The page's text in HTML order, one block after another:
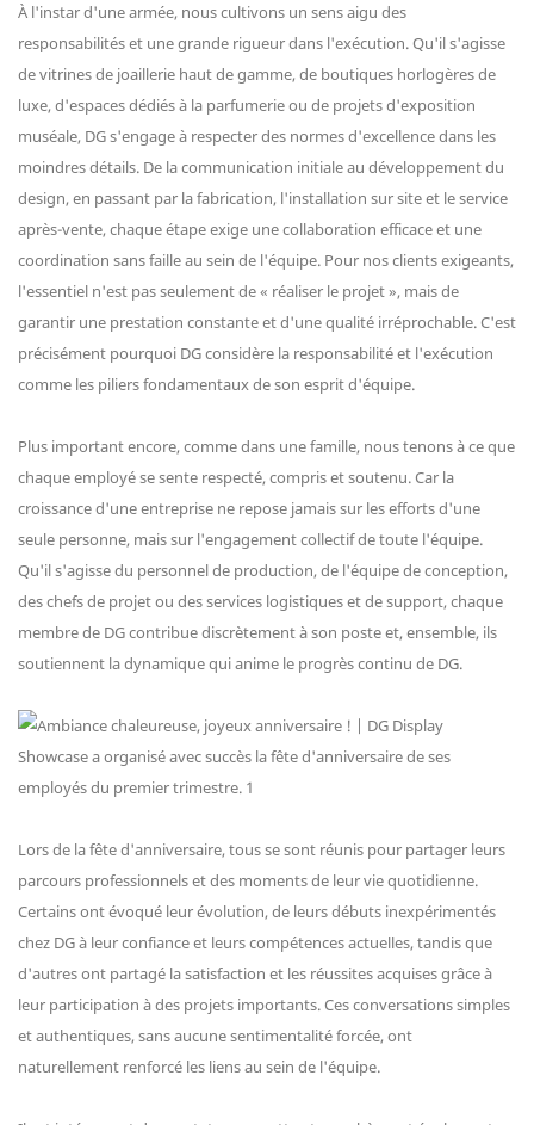
À l'instar d'une armée, nous cultivons un sens aigu des
responsabilités et une grande rigueur dans l'exécution. Qu'il s'agisse
de vitrines de joaillerie haut de gamme, de boutiques horlogères de
luxe, d'espaces dédiés à la parfumerie ou de projets d'exposition
muséale, DG s'engage à respecter des normes d'excellence dans les
moindres détails. De la communication initiale au développement du
design, en passant par la fabrication, l'installation sur site et le service
après-vente, chaque étape exige une collaboration efficace et une
coordination sans faille au sein de l'équipe. Pour nos clients exigeants,
l'essentiel n'est pas seulement de « réaliser le projet », mais de
garantir une prestation constante et d'une qualité irréprochable. C'est
précisément pourquoi DG considère la responsabilité et l'exécution
comme les piliers fondamentaux de son esprit d'équipe.
Plus important encore, comme dans une famille, nous tenons à ce que
chaque employé se sente respecté, compris et soutenu. Car la
croissance d'une entreprise ne repose jamais sur les efforts d'une
seule personne, mais sur l'engagement collectif de toute l'équipe.
Qu'il s'agisse du personnel de production, de l'équipe de conception,
des chefs de projet ou des services logistiques et de support, chaque
membre de DG contribue discrètement à son poste et, ensemble, ils
soutiennent la dynamique qui anime le progrès continu de DG.
Lors de la fête d'anniversaire, tous se sont réunis pour partager leurs
parcours professionnels et des moments de leur vie quotidienne.
Certains ont évoqué leur évolution, de leurs débuts inexpérimentés
chez DG à leur confiance et leurs compétences actuelles, tandis que
d'autres ont partagé la satisfaction et les réussites acquises grâce à
leur participation à des projets importants. Ces conversations simples
et authentiques, sans aucune sentimentalité forcée, ont
naturellement renforcé les liens au sein de l'équipe.